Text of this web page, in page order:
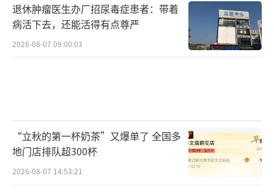
退休肿瘤医生办厂招尿毒症患者：带着
病活下去，还能活得有点尊严
2026-08-07 09:00:03
“立秋的第一杯奶茶”又爆单了 全国多
地门店排队超300杯
2026-08-07 14:53:21